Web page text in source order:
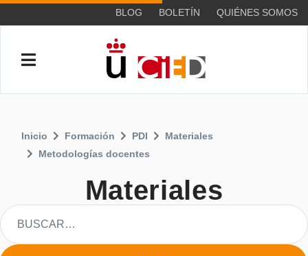
BLOG BOLETÍN QUIÉNES SOMOS
Materiales
Inicio Formación PDI
Materiales
Metodologías docentes